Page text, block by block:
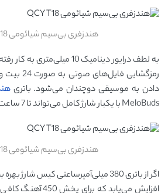
هندزفری بی‌سیم شیائومی QCY T18
به لطف درایور دینامیک 10
دادن به موسیقی دوچندان می‌شود. باتری
MeloBuds با یکبار شارژ کامل می‌تواند تا 7 ساعت موسیقی پخش کند.
هندزفری بی‌سیم شیائومی QCY T18